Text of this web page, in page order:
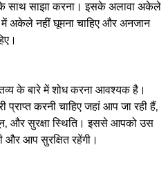
के साथ साझा करना। इसके अलावा अकेले
में अकेले नहीं घूमना चाहिए और अनजान
के बारे में शोध करना आवश्यक है।
करनी चाहिए जहां आप जा रही हैं,
और सुरक्षा स्थिति। इससे आपको उस
आप सुरक्षित रहेंगी।